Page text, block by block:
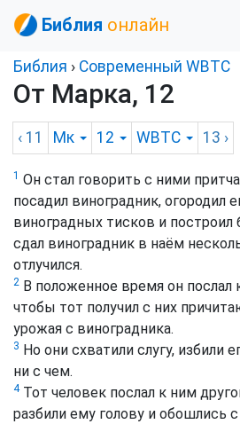
Библия онлайн
Библия › Cовременный WBTC
От Марка, 12
‹ 11 Мк 12 WBTC 13 ›
1 Он стал говорить с ними
посадил виноградник, огородил
виноградных тисков и
сдал виноградник в наём
отлучился.
2 В положенное время он послал
чтобы тот получил с них
урожая с виноградника.
3 Но они схватили слугу, избили
ни с чем.
4Тот человек послал к ним
разбили ему голову и обошлись